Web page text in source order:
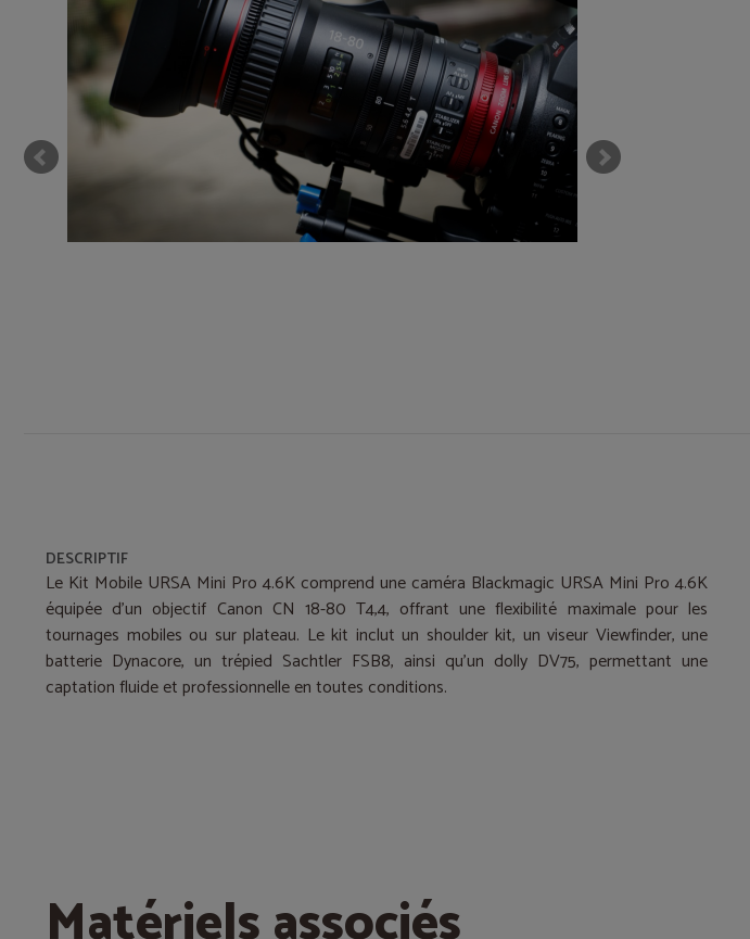
DESCRIPTIF
Le Kit Mobile URSA Mini Pro 4.6K comprend une caméra Blackmagic URSA Mini Pro 4.6K
équipée d’un objectif Canon CN 18-80 T4,4, offrant une flexibilité maximale pour les
tournages mobiles ou sur plateau. Le kit inclut un shoulder kit, un viseur Viewfinder, une
batterie Dynacore, un trépied Sachtler FSB8, ainsi qu’un dolly DV75, permettant une
captation fluide et professionnelle en toutes conditions.